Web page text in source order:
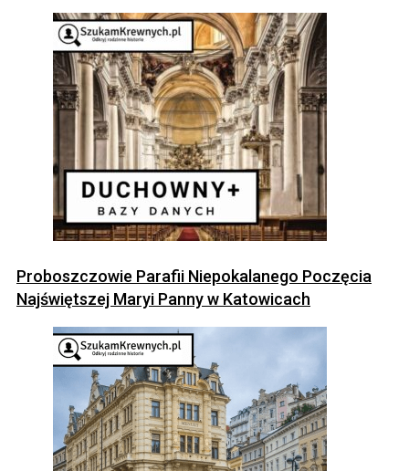
Proboszczowie Parafii Niepokalanego Poczęcia
Najświętszej Maryi Panny w Katowicach